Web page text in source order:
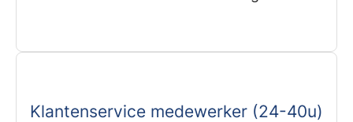
Klantenservice medewerker (24-40u)